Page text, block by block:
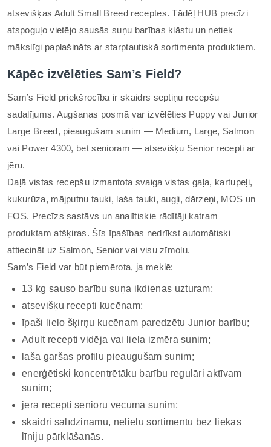
atsevišķas Adult Small Breed receptes. Tādēļ HUB precīzi
atspoguļo vietējo sausās suņu barības klāstu un netiek
mākslīgi paplašināts ar starptautiskā sortimenta produktiem.
Kāpēc izvēlēties Sam’s Field?
Sam’s Field priekšrocība ir skaidrs septiņu recepšu
sadalījums. Augšanas posmā var izvēlēties Puppy vai Junior
Large Breed, pieaugušam sunim — Medium, Large, Salmon
vai Power 4300, bet senioram — atsevišķu Senior recepti ar
jēru.
Daļā vistas recepšu izmantota svaiga vistas gaļa, kartupeļi,
kukurūza, mājputnu tauki, laša tauki, augļi, dārzeņi, MOS un
FOS. Precīzs sastāvs un analītiskie rādītāji katram
produktam atšķiras. Šīs īpašības nedrīkst automātiski
attiecināt uz Salmon, Senior vai visu zīmolu.
Sam’s Field var būt piemērota, ja meklē:
13 kg sauso barību suņa ikdienas uzturam;
atsevišķu recepti kucēnam;
īpaši lielo šķirņu kucēnam paredzētu Junior barību;
Adult recepti vidēja vai liela izmēra sunim;
laša garšas profilu pieaugušam sunim;
enerģētiski koncentrētāku barību regulāri aktīvam
sunim;
jēra recepti senioru vecuma sunim;
skaidri salīdzināmu, nelielu sortimentu bez liekas
līniju pārklāšanās.